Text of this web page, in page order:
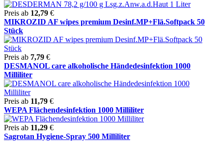
Preis ab 12,79 €
MIKROZID AF wipes premium Desinf.MP+Flä.Softpack 50
Stück
Preis ab 7,79 €
DESMANOL care alkoholische Händedesinfektion 1000
Milliliter
Preis ab 11,79 €
WEPA Flächendesinfektion 1000 Milliliter
Preis ab 11,29 €
Sagrotan Hygiene-Spray 500 Milliliter